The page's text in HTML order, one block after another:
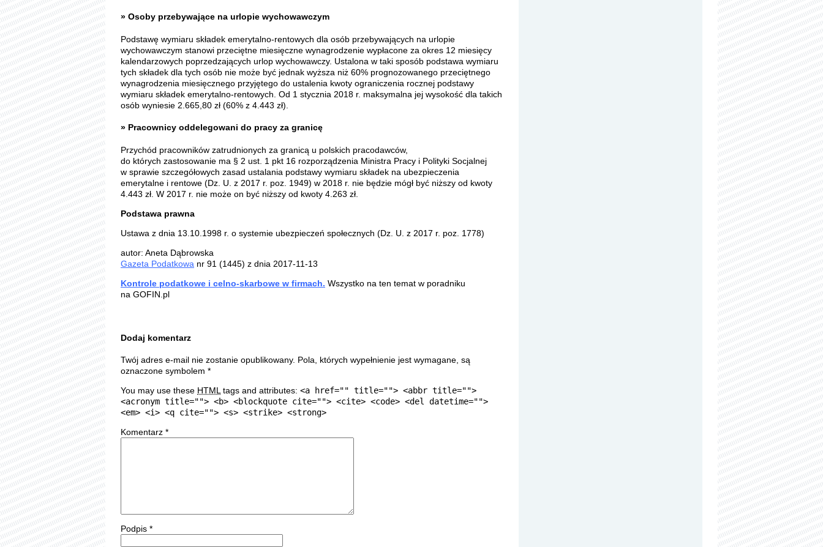
» Osoby przebywające na urlopie wychowawczym
Podstawę wymiaru składek emerytalno-rentowych dla osób przebywających na urlopie
wychowawczym stanowi przeciętne miesięczne wynagrodzenie wypłacone za okres 12 miesięcy
kalendarzowych poprzedzających urlop wychowawczy. Ustalona w taki sposób podstawa wymiaru
tych składek dla tych osób nie może być jednak wyższa niż 60% prognozowanego przeciętnego
wynagrodzenia miesięcznego przyjętego do ustalenia kwoty ograniczenia rocznej podstawy
wymiaru składek emerytalno-rentowych. Od 1 stycznia 2018 r. maksymalna jej wysokość dla takich
osób wyniesie 2.665,80 zł (60% z 4.443 zł).
» Pracownicy oddelegowani do pracy za granicę
Przychód pracowników zatrudnionych za granicą u polskich pracodawców,
do których zastosowanie ma § 2 ust. 1 pkt 16 rozporządzenia Ministra Pracy i Polityki Socjalnej
w sprawie szczegółowych zasad ustalania podstawy wymiaru składek na ubezpieczenia
emerytalne i rentowe (Dz. U. z 2017 r. poz. 1949) w 2018 r. nie będzie mógł być niższy od kwoty
4.443 zł. W 2017 r. nie może on być niższy od kwoty 4.263 zł.
Podstawa prawna
Ustawa z dnia 13.10.1998 r. o systemie ubezpieczeń społecznych (Dz. U. z 2017 r. poz. 1778)
autor: Aneta Dąbrowska
Gazeta Podatkowa nr 91 (1445) z dnia 2017-11-13
Kontrole podatkowe i celno-skarbowe w firmach. Wszystko na ten temat w poradniku
na GOFIN.pl
Dodaj komentarz
Twój adres e-mail nie zostanie opublikowany. Pola, których wypełnienie jest wymagane, są
oznaczone symbolem *
You may use these HTML tags and attributes: <a href="" title=""> <abbr title="">
<acronym title=""> <b> <blockquote cite=""> <cite> <code> <del datetime="">
<em> <i> <q cite=""> <s> <strike> <strong>
Komentarz *
Podpis *